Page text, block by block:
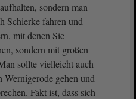
sondern man
Schierke fahren und
mit denen Sie
sondern mit großen
sollte vielleicht auch
Wernigerode gehen und
Fakt ist, dass sich